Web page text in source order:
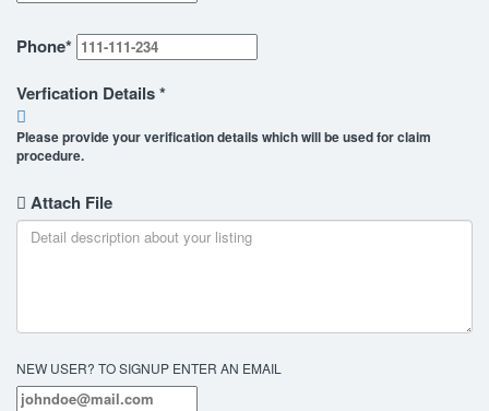
Phone*
Verfication Details*
Please provide your verification details which will be used for claim
procedure.
Attach File
NEW USER? TO SIGNUP ENTER AN EMAIL